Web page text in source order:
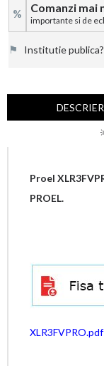
% Comanzi mai
importante si de
⚑ Institutie publica?
Proel
PROEL.
XLR3FVPRO.pdf